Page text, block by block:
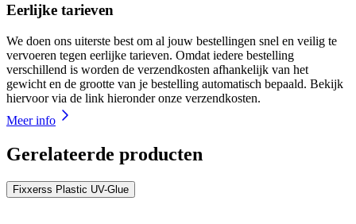
Eerlijke tarieven
We doen ons uiterste best om al jouw bestellingen snel en veilig te
vervoeren tegen eerlijke tarieven. Omdat iedere bestelling
verschillend is worden de verzendkosten afhankelijk van het
gewicht en de grootte van je bestelling automatisch bepaald. Bekijk
hiervoor via de link hieronder onze verzendkosten.
Meer info
Gerelateerde producten
Fixxerss Plastic UV-Glue